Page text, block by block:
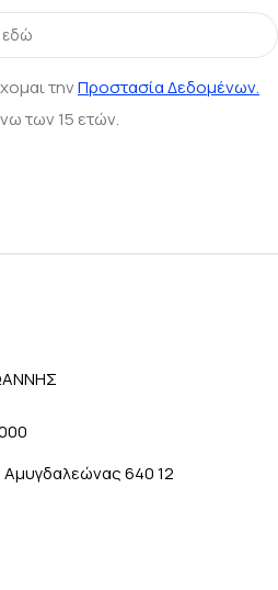
τηνΠροστασία Δεδομένων.
των 15 ετών.
640 12